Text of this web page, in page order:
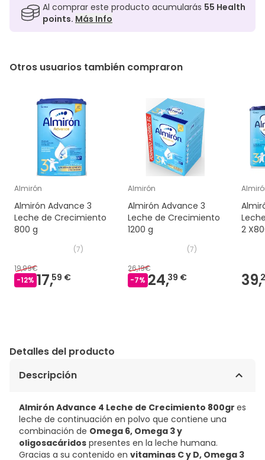
Al comprar este producto acumularás 55 Health
points. Más Info
Otros usuarios también compraron
Almirón
Almirón Advance 3
Leche de Crecimiento
800 g
(7)
19,99€
-12% 17,59 €
Almirón
Almirón Advance 3
Leche de Crecimiento
1200 g
(7)
26,19€
-7% 24,39 €
2
39,
Detalles del producto
Descripción
Almirón Advance 4 Leche de Crecimiento 800gr es
leche de continuación en polvo que contiene una
combinación de Omega 6, Omega 3 y
oligosacáridos presentes en la leche humana.
Gracias a su contenido en vitaminas C y D, Omega 3